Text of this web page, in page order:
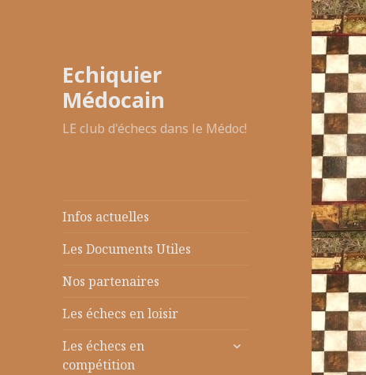
Echiquier
Médocain
LE club d'échecs dans le Médoc!
Infos actuelles
Les Documents Utiles
Nos partenaires
Les échecs en loisir
Les échecs en
compétition
ouvrir